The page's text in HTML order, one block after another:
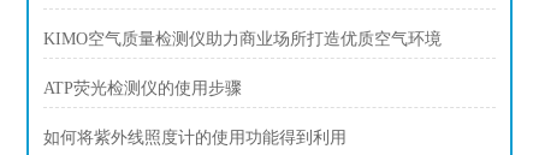
KIMO空气质量检测仪助力商业场所打造优质空气环境
ATP荧光检测仪的使用步骤
如何将紫外线照度计的使用功能得到利用